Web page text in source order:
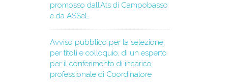
promosso dall’Ats di Campobasso
e da ASSeL
Avviso pubblico per la selezione,
per titoli e colloquio, di un esperto
per il conferimento di incarico
professionale di Coordinatore